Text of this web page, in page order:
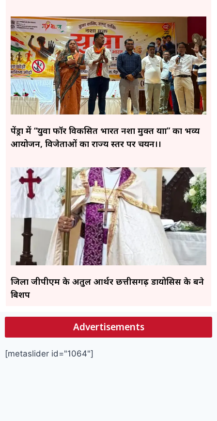
पेंड्रा में “युवा फॉर विकसित भारत नशा मुक्त यात्रा” का भव्य
आयोजन, विजेताओं का राज्य स्तर पर चयन।।
जिला जीपीएम के अतुल आर्थर छत्तीसगढ़ डायोसिस के बने
बिशप
Advertisements
[metaslider id="1064"]